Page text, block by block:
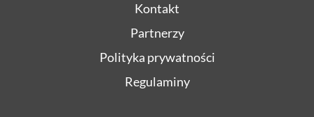
Kontakt
Partnerzy
Polityka prywatności
Regulaminy